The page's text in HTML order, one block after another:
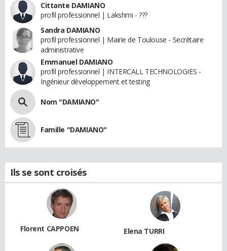
Cittante DAMIANO
profil professionnel | Lakshmi - ???
Sandra DAMIANO
profil professionnel | Mairie de Toulouse - Secrétaire
administrative
Emmanuel DAMIANO
profil professionnel | INTERCALL TECHNOLOGIES -
Ingénieur développement et testing
Nom "DAMIANO"
Famille "DAMIANO"
Ils se sont croisés
Florent CAPPOEN Elena TURRI